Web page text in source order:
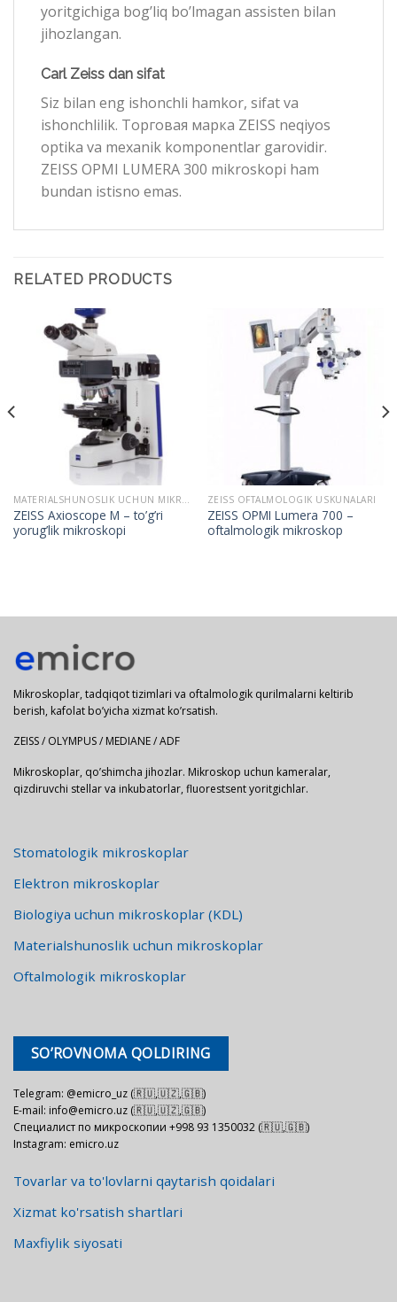
yoritgichiga bog’liq bo’lmagan assisten bilan
jihozlangan.
Carl Zeiss dan sifat
Siz bilan eng ishonchli hamkor, sifat va
ishonchlilik. Торговая марка ZEISS neqiyos
optika va mexanik komponentlar garovidir.
ZEISS OPMI LUMERA 300 mikroskopi ham
bundan istisno emas.
RELATED PRODUCTS
MATERIALSHUNOSLIK UCHUN MIKROSKOPLAR
ZEISS Axioscope M – to’g’ri
yorug’lik mikroskopi
ZEISS OFTALMOLOGIK USKUNALARI
ZEISS OPMI Lumera 700 –
oftalmologik mikroskop
Mikroskoplar, tadqiqot tizimlari va oftalmologik qurilmalarni keltirib
berish, kafolat bo’yicha xizmat ko’rsatish.
ZEISS / OLYMPUS / MEDIANE / ADF
Mikroskoplar, qo’shimcha jihozlar. Mikroskop uchun kameralar,
qizdiruvchi stellar va inkubatorlar, fluorestsent yoritgichlar.
Stomatologik mikroskoplar
Elektron mikroskoplar
Biologiya uchun mikroskoplar (KDL)
Materialshunoslik uchun mikroskoplar
Oftalmologik mikroskoplar
SO’ROVNOMA QOLDIRING
Telegram: @emicro_uz (🇷🇺,🇺🇿,🇬🇧)
E-mail: info@emicro.uz (🇷🇺,🇺🇿,🇬🇧)
Специалист по микроскопии +998 93 1350032 (🇷🇺,🇬🇧)
Instagram: emicro.uz
Tovarlar va to'lovlarni qaytarish qoidalari
Xizmat ko'rsatish shartlari
Maxfiylik siyosati